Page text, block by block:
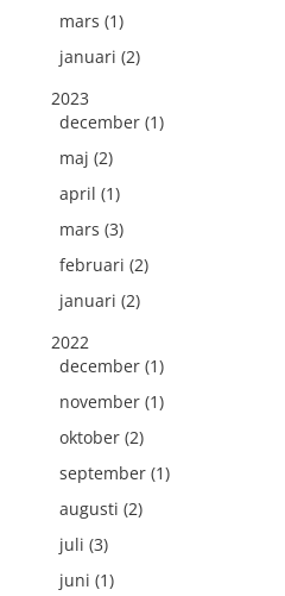
mars (1)
januari (2)
2023
december (1)
maj (2)
april (1)
mars (3)
februari (2)
januari (2)
2022
december (1)
november (1)
oktober (2)
september (1)
augusti (2)
juli (3)
juni (1)